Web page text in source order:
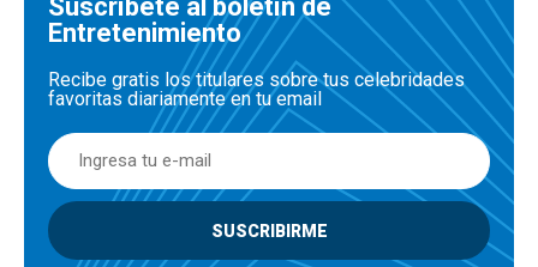
Suscríbete al boletín de
Entretenimiento
Recibe gratis los titulares sobre tus celebridades
favoritas diariamente en tu email
SUSCRIBIRME